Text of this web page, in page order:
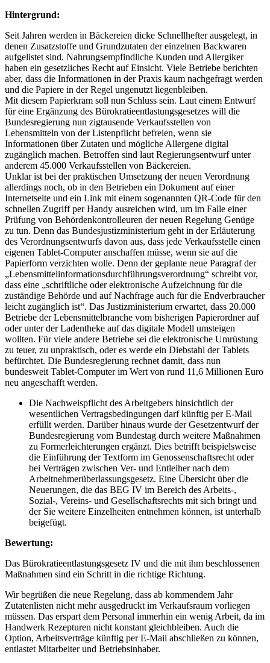
Hintergrund:
Seit Jahren werden in Bäckereien dicke Schnellhefter ausgelegt, in
denen Zusatzstoffe und Grundzutaten der einzelnen Backwaren
aufgelistet sind. Nahrungsempfindliche Kunden und Allergiker
haben ein gesetzliches Recht auf Einsicht. Viele Betriebe berichten
aber, dass die Informationen in der Praxis kaum nachgefragt werden
und die Papiere in der Regel ungenutzt liegenbleiben.
Mit diesem Papierkram soll nun Schluss sein. Laut einem Entwurf
für eine Ergänzung des Bürokratieentlastungsgesetzes will die
Bundesregierung nun zigtausende Verkaufsstellen von
Lebensmitteln von der Listenpflicht befreien, wenn sie
Informationen über Zutaten und mögliche Allergene digital
zugänglich machen. Betroffen sind laut Regierungsentwurf unter
anderem 45.000 Verkaufsstellen von Bäckereien.
Unklar ist bei der praktischen Umsetzung der neuen Verordnung
allerdings noch, ob in den Betrieben ein Dokument auf einer
Internetseite und ein Link mit einem sogenannten QR-Code für den
schnellen Zugriff per Handy ausreichen wird, um im Falle einer
Prüfung von Behördenkontrolleuren der neuen Regelung Genüge
zu tun. Denn das Bundesjustizministerium geht in der Erläuterung
des Verordnungsentwurfs davon aus, dass jede Verkaufsstelle einen
eigenen Tablet-Computer anschaffen müsse, wenn sie auf die
Papierform verzichten wolle. Denn der geplante neue Paragraf der
„Lebensmittelinformationsdurchführungsverordnung“ schreibt vor,
dass eine „schriftliche oder elektronische Aufzeichnung für die
zuständige Behörde und auf Nachfrage auch für die Endverbraucher
leicht zugänglich ist“. Das Justizministerium erwartet, dass 20.000
Betriebe der Lebensmittelbranche vom bisherigen Papierordner auf
oder unter der Ladentheke auf das digitale Modell umsteigen
wollten. Für viele andere Betriebe sei die elektronische Umrüstung
zu teuer, zu unpraktisch, oder es werde ein Diebstahl der Tablets
befürchtet. Die Bundesregierung rechnet damit, dass nun
bundesweit Tablet-Computer im Wert von rund 11,6 Millionen Euro
neu angeschafft werden.
Die Nachweispflicht des Arbeitgebers hinsichtlich der
wesentlichen Vertragsbedingungen darf künftig per E-Mail
erfüllt werden. Darüber hinaus wurde der Gesetzentwurf der
Bundesregierung vom Bundestag durch weitere Maßnahmen
zu Formerleichterungen ergänzt. Dies betrifft beispielsweise
die Einführung der Textform im Genossenschaftsrecht oder
bei Verträgen zwischen Ver- und Entleiher nach dem
Arbeitnehmerüberlassungsgesetz. Eine Übersicht über die
Neuerungen, die das BEG IV im Bereich des Arbeits-,
Sozial-, Vereins- und Gesellschaftsrechts mit sich bringt und
der Sie weitere Einzelheiten entnehmen können, ist unterhalb
beigefügt.
Bewertung:
Das Bürokratieentlastungsgesetz IV und die mit ihm beschlossenen
Maßnahmen sind ein Schritt in die richtige Richtung.
Wir begrüßen die neue Regelung, dass ab kommendem Jahr
Zutatenlisten nicht mehr ausgedruckt im Verkaufsraum vorliegen
müssen. Das erspart dem Personal immerhin ein wenig Arbeit, da im
Handwerk Rezepturen nicht konstant gleichbleiben. Auch die
Option, Arbeitsverträge künftig per E-Mail abschließen zu können,
entlastet Mitarbeiter und Betriebsinhaber.